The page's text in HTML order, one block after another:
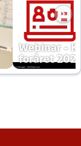
Webinar -
foråret